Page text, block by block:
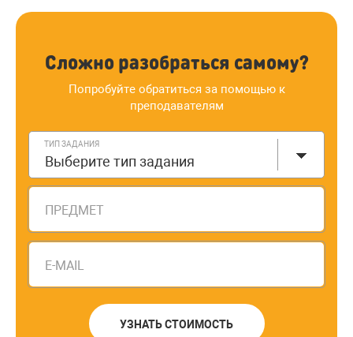
Сложно разобраться самому?
Попробуйте обратиться за помощью к
преподавателям
ТИП ЗАДАНИЯ
Выберите тип задания
ПРЕДМЕТ
E-MAIL
УЗНАТЬ СТОИМОСТЬ